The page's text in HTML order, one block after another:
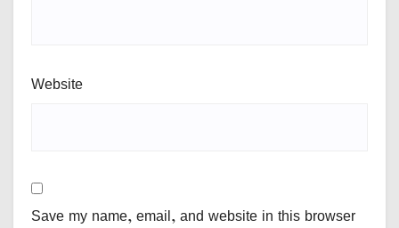
Website
Save my name, email, and website in this browser